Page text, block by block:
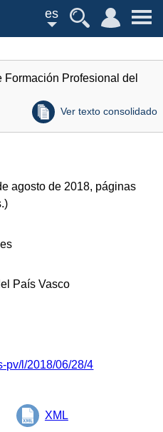
es
Formación Profesional del
Ver texto consolidado
agosto de 2018, páginas
)
País Vasco
pv/l/2018/06/28/4
XML